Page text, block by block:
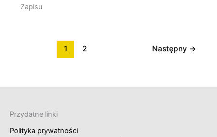
Zapisu
1 2 Następny →
Przydatne linki
Polityka prywatności